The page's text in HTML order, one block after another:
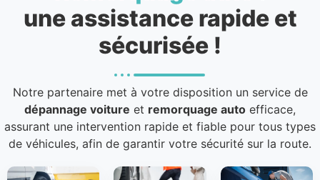
une assistance rapide et
sécurisée !
Notre partenaire met à votre disposition un service de
dépannage voiture et remorquage auto efficace,
assurant une intervention rapide et fiable pour tous types
de véhicules, afin de garantir votre sécurité sur la route.